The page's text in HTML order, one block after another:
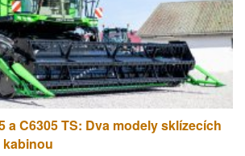
a C6305 TS: Dva modely sklízecích